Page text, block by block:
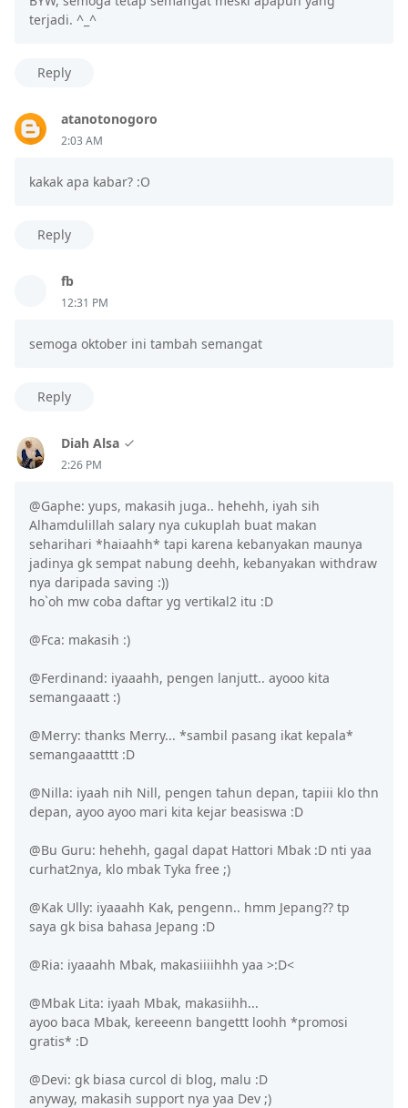
terjadi. ^_^
Reply
atanotonogoro
2:03 AM
kakak apa kabar? :O
Reply
fb
12:31 PM
semoga oktober ini tambah semangat
Reply
Diah Alsa
2:26 PM
@Gaphe: yups, makasih juga.. hehehh, iyah sih
Alhamdulillah salary nya cukuplah buat makan
seharihari *haiaahh* tapi karena kebanyakan maunya
jadinya gk sempat nabung deehh, kebanyakan withdraw
nya daripada saving :))
ho`oh mw coba daftar yg vertikal2 itu :D
@Fca: makasih :)
@Ferdinand: iyaaahh, pengen lanjutt.. ayooo kita
semangaaatt :)
@Merry: thanks Merry... *sambil pasang ikat kepala*
semangaaatttt :D
@Nilla: iyaah nih Nill, pengen tahun depan, tapiii klo thn
depan, ayoo ayoo mari kita kejar beasiswa :D
@Bu Guru: hehehh, gagal dapat Hattori Mbak :D nti yaa
curhat2nya, klo mbak Tyka free ;)
@Kak Ully: iyaaahh Kak, pengenn.. hmm Jepang?? tp
saya gk bisa bahasa Jepang :D
@Ria: iyaaahh Mbak, makasiiiihhh yaa >:D<
@Mbak Lita: iyaah Mbak, makasiihh...
ayoo baca Mbak, kereeenn bangettt loohh *promosi
gratis* :D
@Devi: gk biasa curcol di blog, malu :D
anyway, makasih support nya yaa Dev ;)